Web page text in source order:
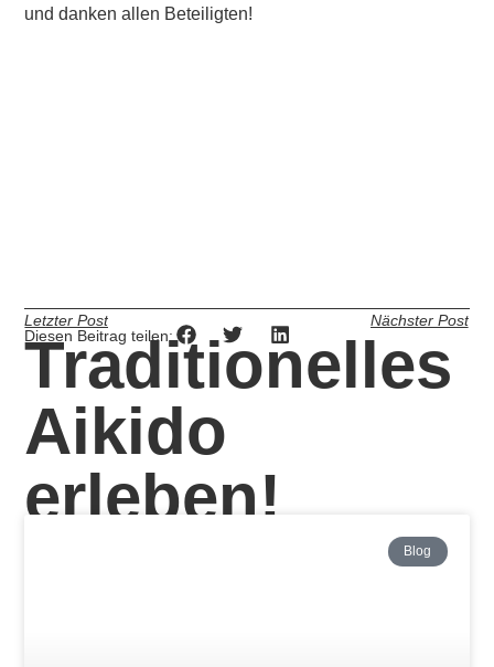
und danken allen Beteiligten!
Diesen Beitrag teilen:
Letzter Post
Zum ersten Mal veranstaltet die 3A
Deutschland einen Aiki Taikai in Marbach.